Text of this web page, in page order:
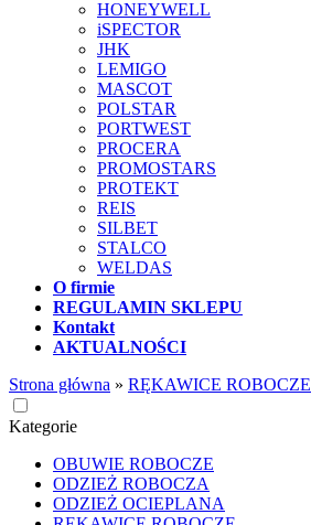
HONEYWELL
iSPECTOR
JHK
LEMIGO
MASCOT
POLSTAR
PORTWEST
PROCERA
PROMOSTARS
PROTEKT
REIS
SILBET
STALCO
WELDAS
O firmie
REGULAMIN SKLEPU
Kontakt
AKTUALNOŚCI
Strona główna » RĘKAWICE ROBOCZE
Kategorie
OBUWIE ROBOCZE
ODZIEŻ ROBOCZA
ODZIEŻ OCIEPLANA